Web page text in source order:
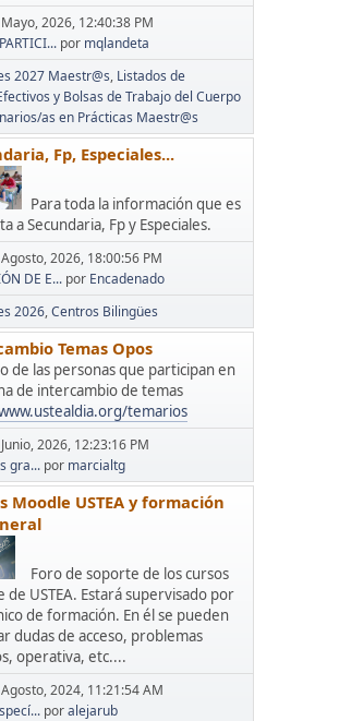
2026, 12:40:38 PM
por mqlandeta
2027 Maestr@s Listados de
y Bolsas de Trabajo del Cuerpo
as en Prácticas Maestr@s
Fp, Especiales...
Para toda la información que es
a Secundaria, Fp y Especiales.
2026, 18:00:56 PM
DE E... por Encadenado
2026 Centros Bilingües
Temas Opos
de las personas que participan en
de intercambio de temas
temarios
2026, 12:23:16 PM
gra... por marcialtg
Moodle USTEA y formación
Foro de soporte de los cursos
de USTEA. Estará supervisado por
de formación. En él se pueden
dudas de acceso, problemas
operativa, etc....
2024, 11:21:54 AM
poralejarub